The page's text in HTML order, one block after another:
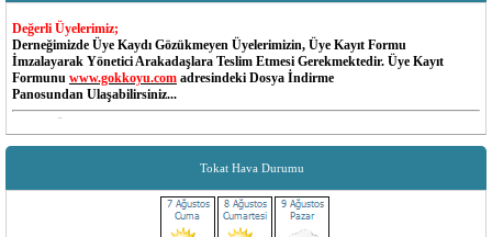
Değerli Üyelerimiz;
Derneğimizde Üye Kaydı Gözükmeyen Üyelerimizin, Üye Kayıt Formu
İmzalayarak Yönetici Arakadaşlara Teslim Etmesi Gerekmektedir. Üye Kayıt
Formunu www.gokkoyu.com adresindeki Dosya İndirme
Panosundan Ulaşabilirsiniz...
Değerli Üyelerimiz;
Dernek MESAJ Sisteminde Cep Telefon Numaraları Değişen Yada Güncel Olmayan
Aidat Borçlarınızı Aşağıdaki Banka Hesaplarımıza T.C Kimlik No Belirterek
Tokat Hava Durumu